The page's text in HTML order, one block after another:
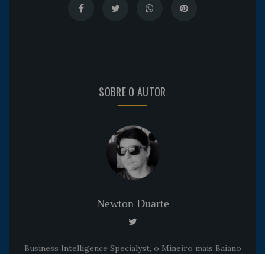
SOBRE O AUTOR
Newton Duarte
Business Intelligence Specialyst, o Mineiro mais Baiano